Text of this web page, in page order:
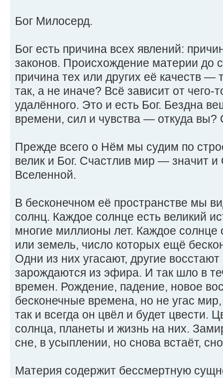
Бог Милосерд.
Бог есть причина всех явлений:
законов. Происхождение материи до
причина тех или других её качеств
так, а не иначе? Всё зависит от чего-
удалённого. Это и есть Бог. Бездна
времени, сил и чувства — откуда вы?
Прежде всего о Нём мы судим по
велик и Бог. Счастлив мир — значит
Вселенной.
В бесконечном её пространстве мы
солнц. Каждое солнце есть великий
многие миллионы лет. Каждое солнце
или земель, число которых ещё
Одни из них угасают, другие
зарождаются из эфира. И так шло в
времен. Рождение, падение, новое
бесконечные времена, но не угас
так и всегда он цвёл и будет цвести.
солнца, планеты и жизнь на них.
сне, в усыплении, но снова встаёт,
Материя содержит бессмертную